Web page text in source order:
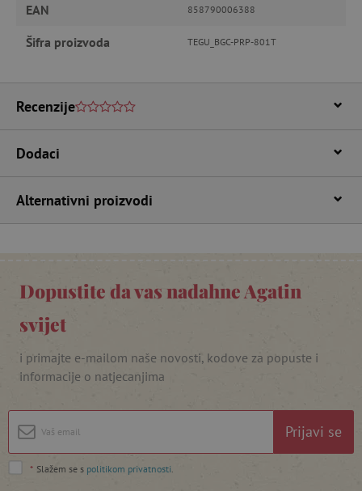
EAN 858790006388
Šifra proizvoda TEGU_BGC-PRP-801T
Recenzije
Dodaci
Alternativni proizvodi
Dopustite da vas nadahne Agatin
svijet
i primajte e-mailom naše novosti, kodove za popuste i
informacije o natjecanjima
Prijavi se
* Slažem se s politikom privatnosti
featureFlagIdentifier www.agatinsvijet.hr
_lb_ccc
featureFlagCheckoutExperimentVariant www.agatinsvijet.hr
www.agatinsvijet.hr
Googleovu politiku privatnosti